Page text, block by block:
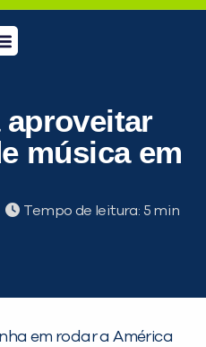
aproveitar
música em
Tempo de leitura:
em rodar a América